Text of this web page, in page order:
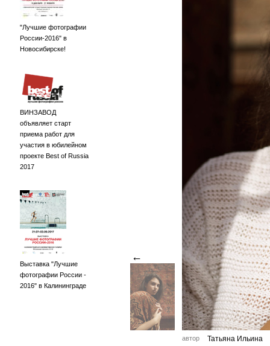
"Лучшие фотографии
России-2016" в
Новосибирске!
ВИНЗАВОД
объявляет старт
приема работ для
участия в юбилейном
проекте Best of Russia
2017
Выставка "Лучшие
фотографии России -
2016" в Калининграде
←
автор Татьяна Ильина